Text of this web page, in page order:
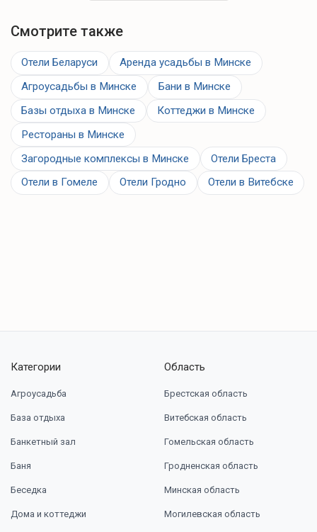
Смотрите также
Отели Беларуси
Аренда усадьбы в Минске
Агроусадьбы в Минске
Бани в Минске
Базы отдыха в Минске
Коттеджи в Минске
Рестораны в Минске
Загородные комплексы в Минске
Отели Бреста
Отели в Гомеле
Отели Гродно Отели в Витебске
Категории
Агроусадьба
База отдыха
Банкетный зал
Баня
Беседка
Дома и коттеджи
Область
Брестская область
Витебская область
Гомельская область
Гродненская область
Минская область
Могилевская область